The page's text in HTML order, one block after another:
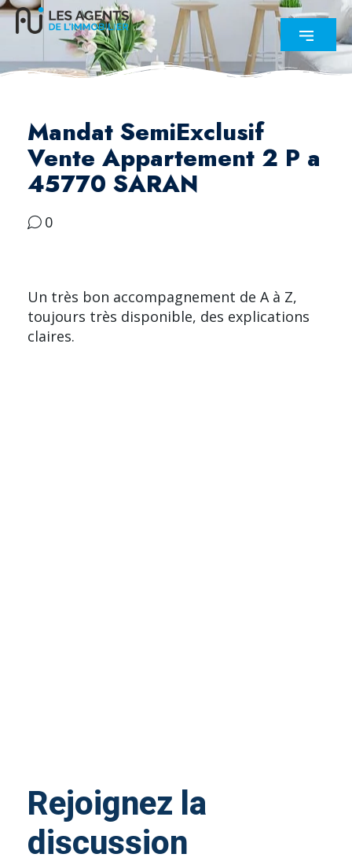
Mandat SemiExclusif
Vente Appartement 2 P a
45770 SARAN
0
Un très bon accompagnement de A à Z,
toujours très disponible, des explications
claires.
Rejoignez la
discussion